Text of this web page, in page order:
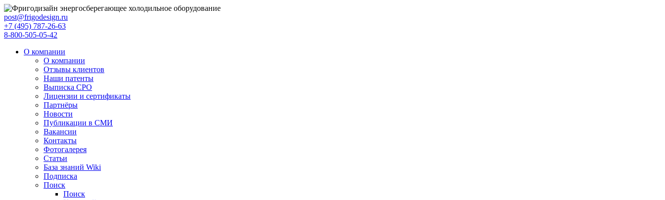
post@frigodesign.ru
+7 (495) 787-26-63
8-800-505-05-42
О компании
О компании
Отзывы клиентов
Наши патенты
Выписка СРО
Лицензии и сертификаты
Партнёры
Новости
Публикации в СМИ
Вакансии
Контакты
Фотогалерея
Статьи
База знаний Wiki
Подписка
Поиск
Поиск